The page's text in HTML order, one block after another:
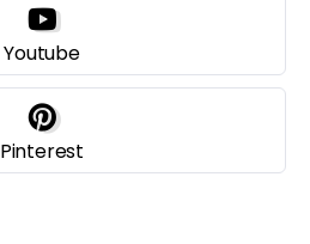
Youtube
Pinterest